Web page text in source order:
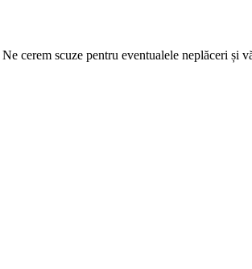
cerem scuze pentru eventualele neplăceri și